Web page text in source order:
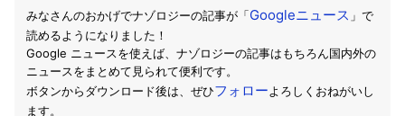
みなさんのおかげでナゾロジーの記事が「Googleニュース 」で
読めるようになりました！
Google ニュースを使えば、ナゾロジーの記事はもちろん国内外の
ニュースをまとめて見られて便利です。
ボタンからダウンロード後は、ぜひフォローよろしくおねがいし
ます。